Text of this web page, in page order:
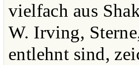
vielfach aus
W. Irving,
entlehnt sind,